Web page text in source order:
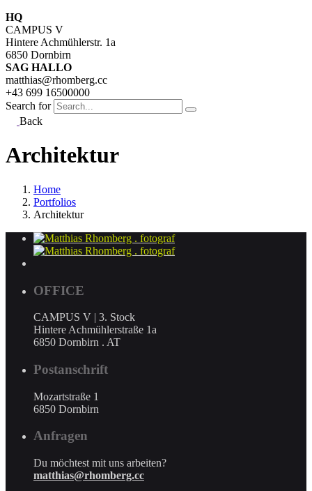
HQ
CAMPUS V
Hintere Achmühlerstr. 1a
6850 Dornbirn
SAG HALLO
matthias@rhomberg.cc
+43 699 16500000
Search for
Back
Architektur
Home
Portfolios
Architektur
OFFICE
CAMPUS V | 3. Stock
Hintere Achmühlerstraße 1a
6850 Dornbirn . AT
Postanschrift
Mozartstraße 1
6850 Dornbirn
Anfragen
Du möchtest mit uns arbeiten?
matthias@rhomberg.cc